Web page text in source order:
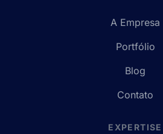
A Empresa
Portfólio
Blog
Contato
EXPERTISE